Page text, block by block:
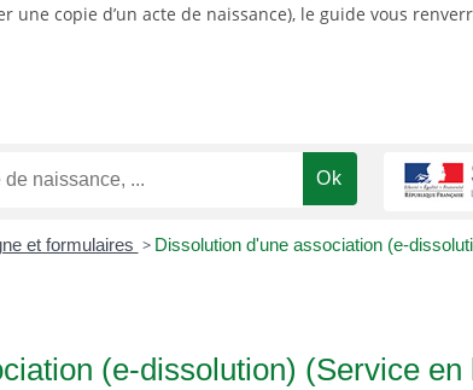
une copie d’un acte de naissance), le guide vous
et formulaires > Dissolution d'une association (e-
(e-dissolution) (Service en